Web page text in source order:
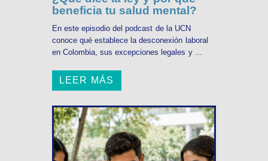
beneficia tu salud mental?
En este episodio del podcast de la UCN
conoce qué establece la desconexión laboral
en Colombia, sus excepciones legales y ...
LEER MÁS